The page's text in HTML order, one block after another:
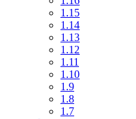
1.15
1.14
1.13
1.12
1.11
1.10
1.9
1.8
1.7